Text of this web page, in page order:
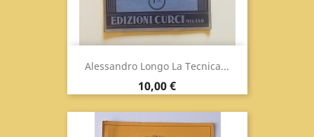
Alessandro Longo La Tecnica...
Prix
10,00 €